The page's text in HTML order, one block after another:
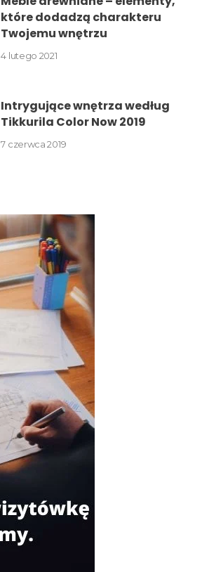
które dodadzą charakteru
Twojemu wnętrzu
4 lutego 2021
Intrygujące wnętrza według
Tikkurila Color Now 2019
7 czerwca 2019